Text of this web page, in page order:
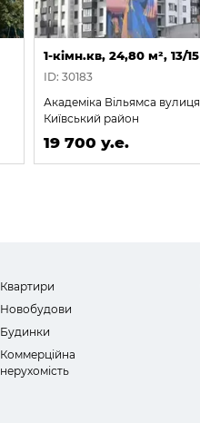
1-кімн.кв, 24,80 м², 13/15
ID: 30183
Академіка Вільямса вулиця
Київський район
19 700 у.е.
Квартири
Новобудови
Будинки
Коммерційна
нерухомість